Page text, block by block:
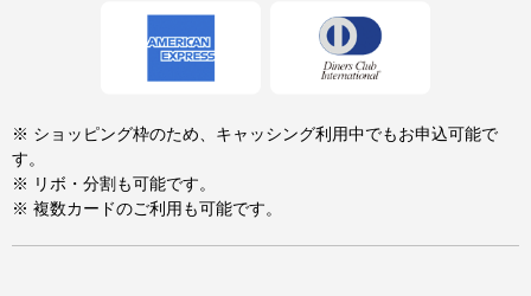
※ ショッピング枠のため、キャッシング利用中でもお申込可能で
す。
※ リボ・分割も可能です。
※ 複数カードのご利用も可能です。